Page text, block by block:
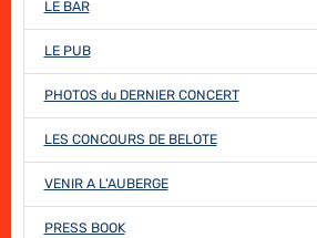
LE BAR
LE PUB
PHOTOS du DERNIER CONCERT
LES CONCOURS DE BELOTE
VENIR A L'AUBERGE
PRESS BOOK